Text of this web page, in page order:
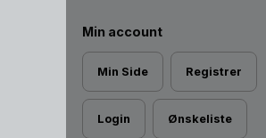
Min account
Min Side Registrer
Login Ønskeliste